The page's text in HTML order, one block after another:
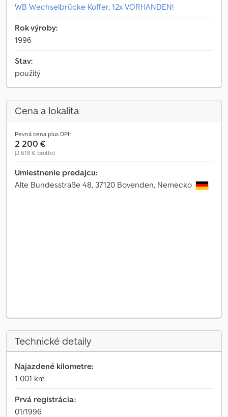
WB Wechselbrücke Koffer, 12x VORHANDEN!
Rok výroby:
1996
Stav:
použitý
Cena a lokalita
Pevná cena plus DPH
2 200 €
(2 618 € brutto)
Umiestnenie predajcu:
Alte Bundesstraße 48, 37120 Bovenden, Nemecko
Technické detaily
Najazdené kilometre:
1 001 km
Prvá registrácia:
01/1996